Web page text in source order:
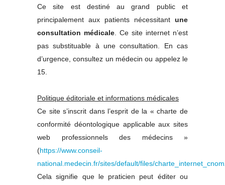
Ce site est destiné au grand public et
principalement aux patients nécessitant une
consultation médicale . Ce site internet n’est
pas substituable à une consultation. En cas
d’urgence, consultez un médecin ou appelez le
15.
Politique éditoriale et informations médicales
Ce site s’inscrit dans l’esprit de la « charte de
conformité déontologique applicable aux sites
web professionnels des médecins »
(https://www.conseil-
national.medecin.fr/sites/default/files/
Cela signifie que le praticien peut éditer ou